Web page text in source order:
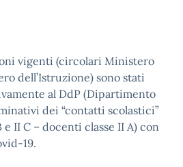
vigenti (circolari Ministero
dell’Istruzione) sono stati
al DdP (Dipartimento
dei “contatti scolastici”
e II C – docenti classe II A) con
19.